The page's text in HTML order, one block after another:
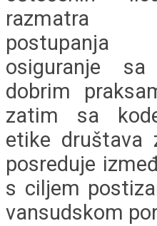
razmatra
osiguranje
dobrim
zatim sa
etike društava
posreduje
s ciljem
vansudskom